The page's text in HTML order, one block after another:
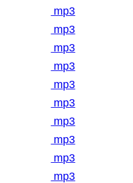
mp3
mp3
mp3
mp3
mp3
mp3
mp3
mp3
mp3
mp3